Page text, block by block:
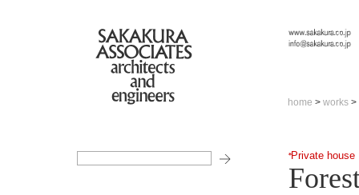
home > works >
Private house